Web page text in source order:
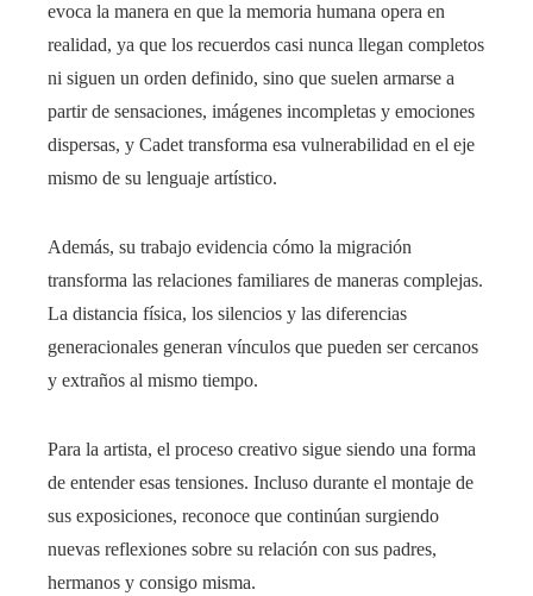
evoca la manera en que la memoria humana opera en
realidad, ya que los recuerdos casi nunca llegan completos
ni siguen un orden definido, sino que suelen armarse a
partir de sensaciones, imágenes incompletas y emociones
dispersas, y Cadet transforma esa vulnerabilidad en el eje
mismo de su lenguaje artístico.
Además, su trabajo evidencia cómo la migración
transforma las relaciones familiares de maneras complejas.
La distancia física, los silencios y las diferencias
generacionales generan vínculos que pueden ser cercanos
y extraños al mismo tiempo.
Para la artista, el proceso creativo sigue siendo una forma
de entender esas tensiones. Incluso durante el montaje de
sus exposiciones, reconoce que continúan surgiendo
nuevas reflexiones sobre su relación con sus padres,
hermanos y consigo misma.